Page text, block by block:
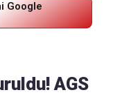
Google
AGS